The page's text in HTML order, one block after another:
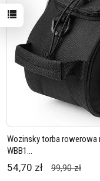
Wozinsky torba rowerowa
WBB1...
54,70 zł 99,90 zł